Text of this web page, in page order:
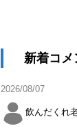
新着コメ
2026/08/07
飲んだくれ